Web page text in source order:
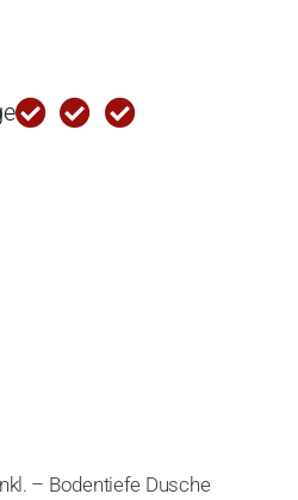
– Bodentiefe Dusche